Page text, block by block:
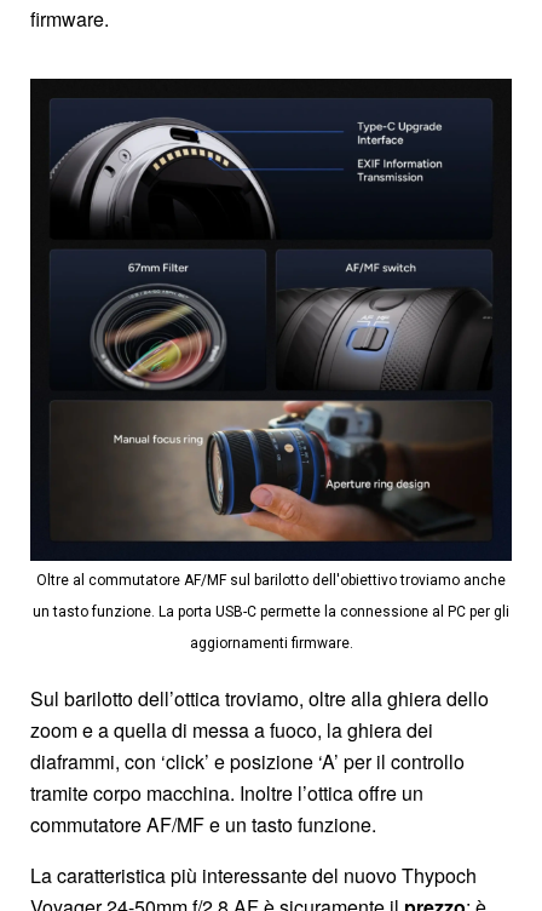
firmware.
Oltre al commutatore AF/MF sul barilotto dell'obiettivo troviamo anche
un tasto funzione. La porta USB-C permette la connessione al PC per gli
aggiornamenti firmware.
Sul barilotto dell’ottica troviamo, oltre alla ghiera dello
zoom e a quella di messa a fuoco, la ghiera dei
diaframmi, con ‘click’ e posizione ‘A’ per il controllo
tramite corpo macchina. Inoltre l’ottica offre un
commutatore AF/MF e un tasto funzione.
La caratteristica più interessante del nuovo Thypoch